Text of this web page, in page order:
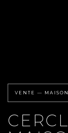
VENTE — MAISON